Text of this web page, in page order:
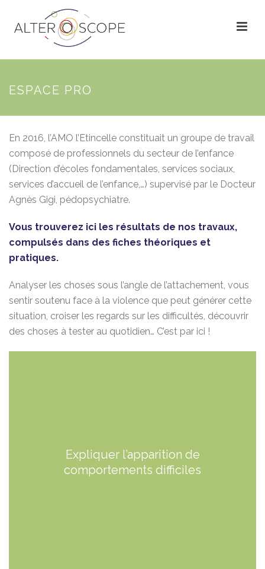
ESPACE PRO
En 2016, l’AMO l’Etincelle constituait un groupe de travail
composé de professionnels du secteur de l’enfance
(Direction d’écoles fondamentales, services sociaux,
services d’accueil de l’enfance,…) supervisé par le Docteur
Agnès Gigi, pédopsychiatre.
Vous trouverez ici les résultats de nos travaux,
compulsés dans des fiches théoriques et
pratiques.
Analyser les choses sous l’angle de l’attachement, vous
sentir soutenu face à la violence que peut générer cette
situation, croiser les regards sur les difficultés, découvrir
des choses à tester au quotidien… C’est par ici !
Expliquer l’apparition de
comportements difficiles